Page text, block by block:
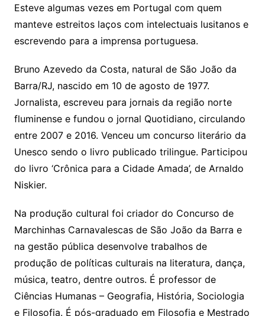
Esteve algumas vezes em Portugal com quem
manteve estreitos laços com intelectuais lusitanos e
escrevendo para a imprensa portuguesa.
Bruno Azevedo da Costa, natural de São João da
Barra/RJ, nascido em 10 de agosto de 1977.
Jornalista, escreveu para jornais da região norte
fluminense e fundou o jornal Quotidiano, circulando
entre 2007 e 2016. Venceu um concurso literário da
Unesco sendo o livro publicado trilingue. Participou
do livro ‘Crônica para a Cidade Amada’, de Arnaldo
Niskier.
Na produção cultural foi criador do Concurso de
Marchinhas Carnavalescas de São João da Barra e
na gestão pública desenvolve trabalhos de
produção de políticas culturais na literatura, dança,
música, teatro, dentre outros. É professor de
Ciências Humanas – Geografia, História, Sociologia
e Filosofia. É pós-graduado em Filosofia e Mestrado